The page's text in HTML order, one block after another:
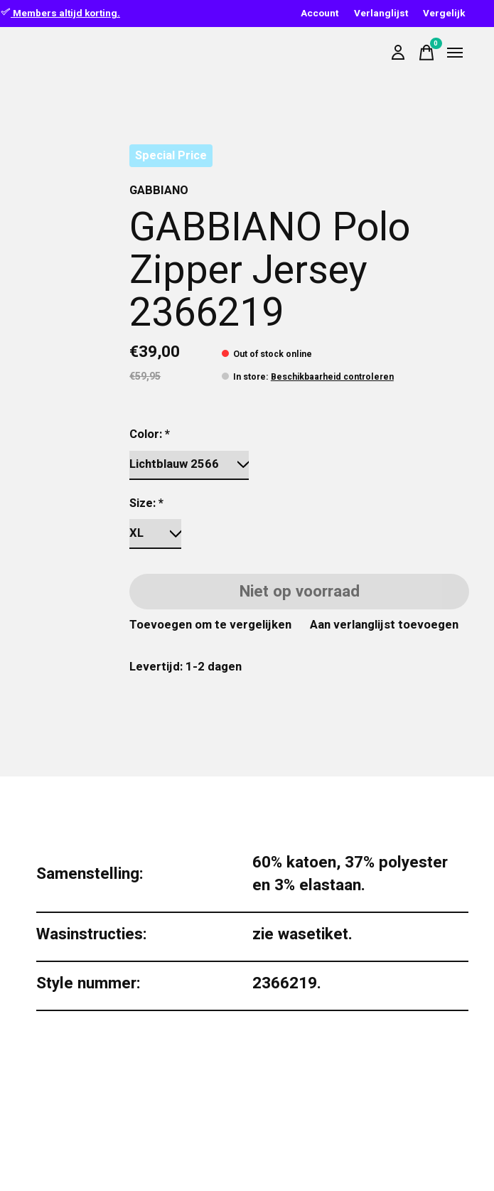
Members altijd korting. Account Verlanglijst Vergelijk
0items
Special Price
GABBIANO
GABBIANO Polo
Zipper Jersey
2366219
€39,00
€59,95
Out of stock online
In store: Beschikbaarheid controleren
Color:*
Size:*
Niet op voorraad
Toevoegen om te vergelijken Aan verlanglijst toevoegen
Levertijd: 1-2 dagen
Samenstelling:
60% katoen, 37% polyester
en 3% elastaan.
Wasinstructies: zie wasetiket.
Style nummer: 2366219.